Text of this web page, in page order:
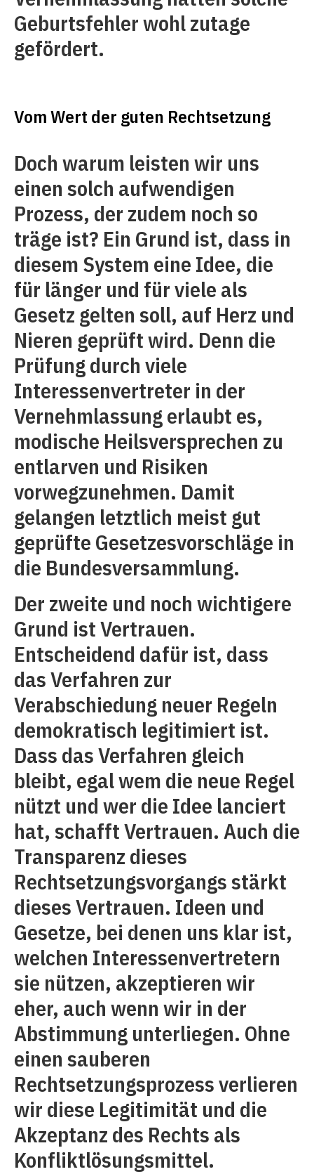
Geburtsfehler wohl zutage
gefördert.
Vom Wert der guten Rechtsetzung
Doch warum leisten wir uns
einen solch aufwendigen
Prozess, der zudem noch so
träge ist? Ein Grund ist, dass in
diesem System eine Idee, die
für länger und für viele als
Gesetz gelten soll, auf Herz und
Nieren geprüft wird. Denn die
Prüfung durch viele
Interessenvertreter in der
Vernehmlassung erlaubt es,
modische Heilsversprechen zu
entlarven und Risiken
vorwegzunehmen. Damit
gelangen letztlich meist gut
geprüfte Gesetzesvorschläge in
die Bundesversammlung.
Der zweite und noch wichtigere
Grund ist Vertrauen.
Entscheidend dafür ist, dass
das Verfahren zur
Verabschiedung neuer Regeln
demokratisch legitimiert ist.
Dass das Verfahren gleich
bleibt, egal wem die neue Regel
nützt und wer die Idee lanciert
hat, schafft Vertrauen. Auch die
Transparenz dieses
Rechtsetzungsvorgangs stärkt
dieses Vertrauen. Ideen und
Gesetze, bei denen uns klar ist,
welchen Interessenvertretern
sie nützen, akzeptieren wir
eher, auch wenn wir in der
Abstimmung unterliegen. Ohne
einen sauberen
Rechtsetzungsprozess verlieren
wir diese Legitimität und die
Akzeptanz des Rechts als
Konfliktlösungsmittel.